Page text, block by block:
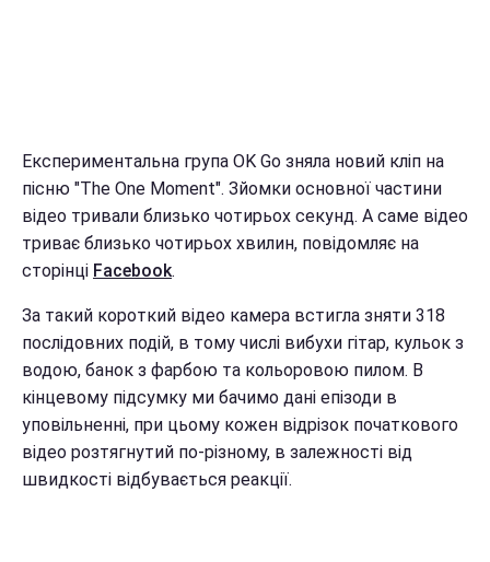
Експериментальна група OK Go зняла новий кліп на
пісню "The One Moment". Зйомки основної частини
відео тривали близько чотирьох секунд. А саме відео
триває близько чотирьох хвилин, повідомляє на
сторінці Facebook.
За такий короткий відео камера встигла зняти 318
послідовних подій, в тому числі вибухи гітар, кульок з
водою, банок з фарбою та кольоровою пилом. В
кінцевому підсумку ми бачимо дані епізоди в
уповільненні, при цьому кожен відрізок початкового
відео розтягнутий по-різному, в залежності від
швидкості відбувається реакції.